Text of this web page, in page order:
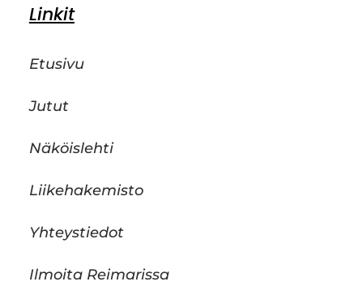
Linkit
Etusivu
Jutut
Näköislehti
Liikehakemisto
Yhteystiedot
Ilmoita Reimarissa